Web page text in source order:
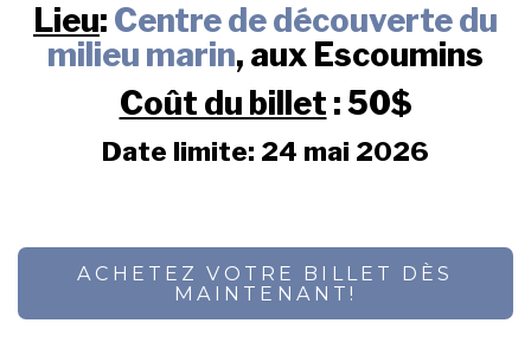
Lieu: Centre de découverte du
milieu marin, aux Escoumins
Coût du billet : 50$
Date limite: 24 mai 2026
ACHETEZ VOTRE BILLET DÈS
MAINTENANT!